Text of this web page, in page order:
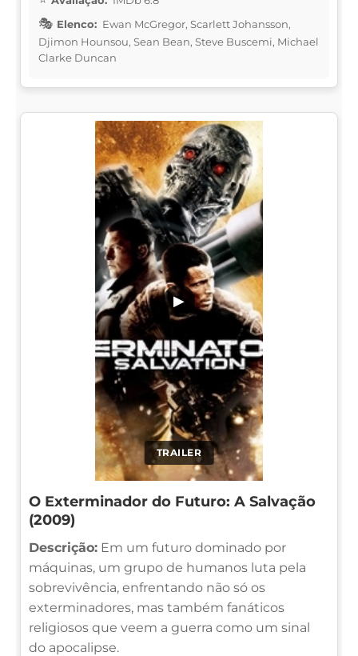
Elenco: Ewan McGregor, Scarlett Johansson,
Djimon Hounsou, Sean Bean, Steve Buscemi, Michael
Clarke Duncan
TRAILER
▶
O Exterminador do Futuro: A Salvação
(2009)
Descrição: Em um futuro dominado por
máquinas, um grupo de humanos luta pela
sobrevivência, enfrentando não só os
exterminadores, mas também fanáticos
religiosos que veem a guerra como um sinal
do apocalipse.